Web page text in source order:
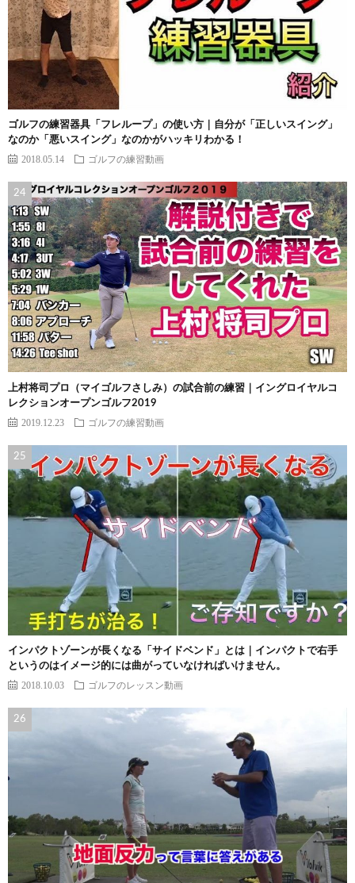
ゴルフの練習器具「フレループ」の使い方｜自分が「正しいスイング」
なのか「悪いスイング」なのかがハッキリわかる！
2018.05.14 ゴルフの練習動画
上村将司プロ（マイゴルフさしみ）の試合前の練習｜イングロイヤルコ
レクションオープンゴルフ2019
2019.12.23 ゴルフの練習動画
インパクトゾーンが長くなる「サイドベンド」とは｜インパクトで右手
というのはイメージ的には曲がっていなければいけません。
2018.10.03 ゴルフのレッスン動画